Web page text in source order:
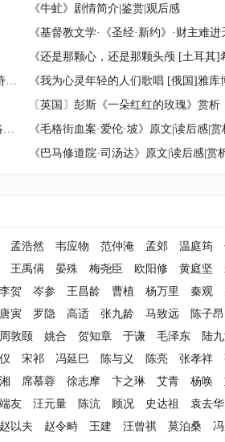
《牛虻》剧情简介|鉴赏|观后感
〔美国〕朗费罗《爱情和渴望之歌》爱情诗赏析
〔英国〕彭斯《一朵红红的玫瑰》赏析
《苏联文学·达·亚·格拉宁·克拉芙季娅·维洛尔》作者简介|内容概要|作品赏析
《毛格街血案·爱伦·坡》原文|读后感|赏
《巴马修道院·司汤达》原文|读后感|赏
孟浩然 韦应物 范仲淹 孟郊 温庭筠
王禹偁 晏殊 梅尧臣 欧阳修 黄庭坚
李贺 岑参 王昌龄 曹植 杨万里 秦观
唐寅 罗隐 高适 张九龄 马致远 陈子昂
周敦颐 姚合 贺知章 于谦 毛泽东 陆
宋祁 冯延巳 陈与义 陈亮 张孝祥
席慕蓉 徐志摩 卞之琳 艾青 杨唤
友 汪元量 陈沆 顾况 史达祖 袁去华
赵以夫 赵令畤 王建 汪曾祺 莫泊桑